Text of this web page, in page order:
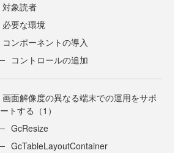
対象読者
必要な環境
コンポーネントの導入
コントロールの追加
画面解像度の異なる端末での運用をサポ
ートする（1）
GcResize
GcTableLayoutContainer